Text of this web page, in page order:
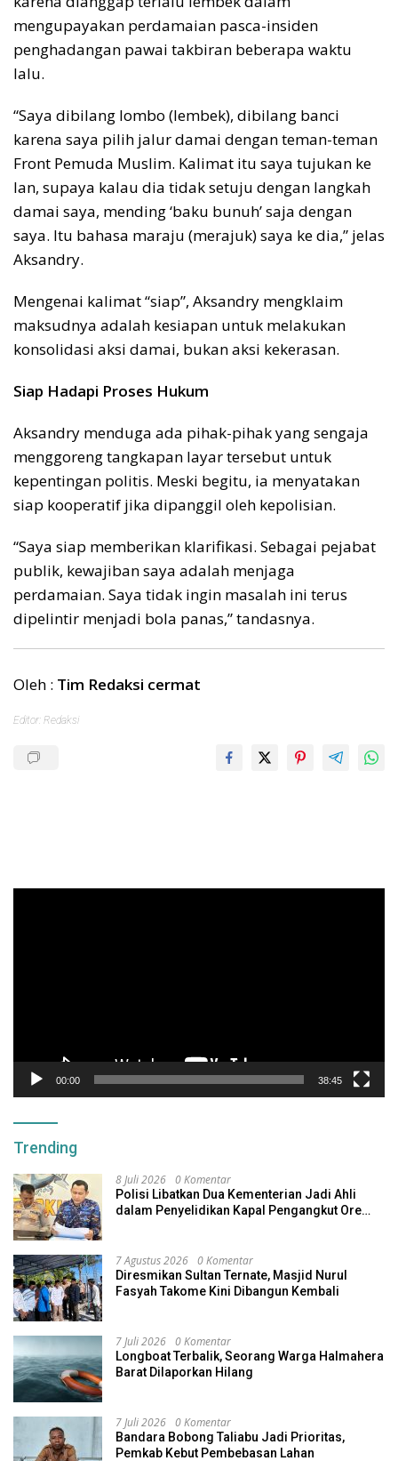
mengupayakan perdamaian pasca-insiden
penghadangan pawai takbiran beberapa waktu
lalu.
“Saya dibilang lombo (lembek), dibilang banci
karena saya pilih jalur damai dengan teman-teman
Front Pemuda Muslim. Kalimat itu saya tujukan ke
Ian, supaya kalau dia tidak setuju dengan langkah
damai saya, mending ‘baku bunuh’ saja dengan
saya. Itu bahasa maraju (merajuk) saya ke dia,” jelas
Aksandry.
Mengenai kalimat “siap”, Aksandry mengklaim
maksudnya adalah kesiapan untuk melakukan
konsolidasi aksi damai, bukan aksi kekerasan.
Siap Hadapi Proses Hukum
Aksandry menduga ada pihak-pihak yang sengaja
menggoreng tangkapan layar tersebut untuk
kepentingan politis. Meski begitu, ia menyatakan
siap kooperatif jika dipanggil oleh kepolisian.
“Saya siap memberikan klarifikasi. Sebagai pejabat
publik, kewajiban saya adalah menjaga
perdamaian. Saya tidak ingin masalah ini terus
dipelintir menjadi bola panas,” tandasnya.
Oleh : Tim Redaksi cermat
Editor: Redaksi
00:00 38:45
Trending
8 Juli 2026 0 Komentar
Polisi Libatkan Dua Kementerian Jadi Ahli
dalam Penyelidikan Kapal Pengangkut Ore
7 Agustus 2026 0 Komentar
Diresmikan Sultan Ternate, Masjid Nurul
Fasyah Takome Kini Dibangun Kembali
7 Juli 2026 0 Komentar
Longboat Terbalik, Seorang Warga Halmahera
Barat Dilaporkan Hilang
7 Juli 2026 0 Komentar
Bandara Bobong Taliabu Jadi Prioritas,
Pemkab Kebut Pembebasan Lahan